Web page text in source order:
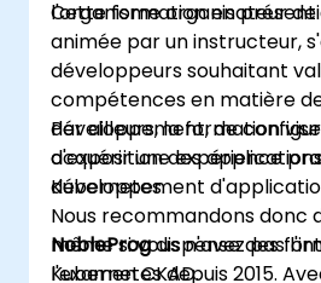
l'organisme organisateur
Cette formation en
animée par un instructeur,
développeurs souhaitant
compétences en matière
développement, de
d'exposition des
Kubernetes.
Par ailleurs, la formation
acquérir une expérience
développement
Nous recommandons donc
même si vous n'avez pas
l'examen CKAD.
NobleProgdispense des
Kubernetes depuis 2015.